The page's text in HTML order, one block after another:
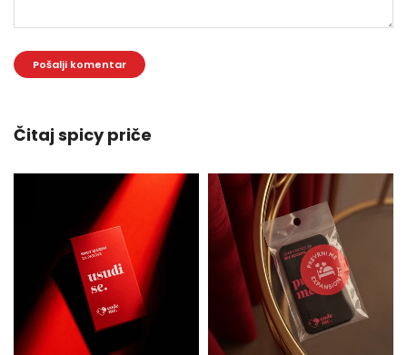
Čitaj spicy priče